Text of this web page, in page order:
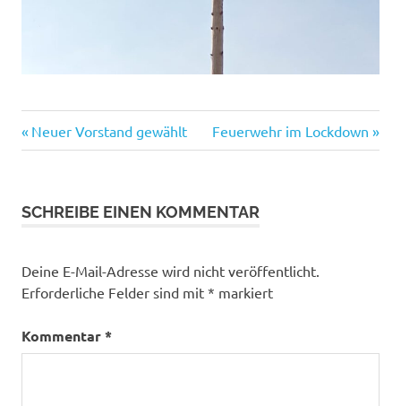
Beitragsnavigation
Vorheriger
Beitrag:
Neuer Vorstand gewählt
Nächster
Beitrag:
Feuerwehr im Lockdown
SCHREIBE EINEN KOMMENTAR
Deine E-Mail-Adresse wird nicht veröffentlicht.
Erforderliche Felder sind mit * markiert
Kommentar*